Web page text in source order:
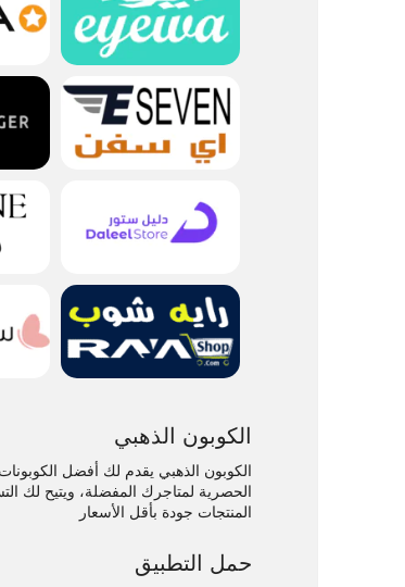
الكوبون الذهبي
الكوبون الذهبي يقدم لك أفضل
الحصرية لمتاجرك المفضلة، ويتيح لك
المنتجات جودة بأقل الأسعار
حمل التطبيق